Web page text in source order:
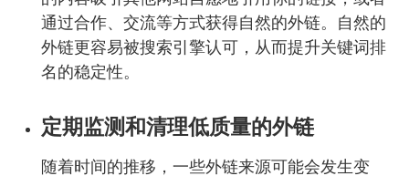
通过合作、交流等方式获得自然的外链。自然的
外链更容易被搜索引擎认可，从而提升关键词排
名的稳定性。
定期监测和清理低质量的外链
随着时间的推移，一些外链来源可能会发生变